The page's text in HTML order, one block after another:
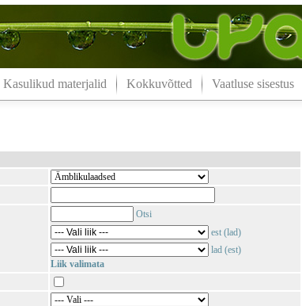
Kasulikud materjalid Kokkuvõtted Vaatluse sisestus
Otsi
est (lad)
lad (est)
Liik valimata